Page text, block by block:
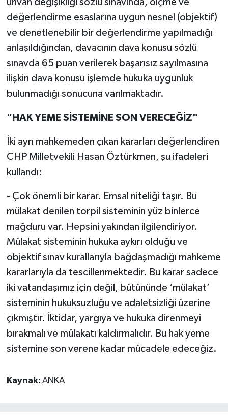
unvan değişikliği sözlü sınavında, ölçme ve
değerlendirme esaslarına uygun nesnel (objektif)
ve denetlenebilir bir değerlendirme yapılmadığı
anlaşıldığından, davacının dava konusu sözlü
sınavda 65 puan verilerek başarısız sayılmasına
ilişkin dava konusu işlemde hukuka uygunluk
bulunmadığı sonucuna varılmaktadır.
"HAK YEME SİSTEMİNE SON VERECEĞİZ"
İki ayrı mahkemeden çıkan kararları değerlendiren
CHP Milletvekili Hasan Öztürkmen, şu ifadeleri
kullandı:
- Çok önemli bir karar. Emsal niteliği taşır. Bu
mülakat denilen torpil sisteminin yüz binlerce
mağduru var. Hepsini yakından ilgilendiriyor.
Mülakat sisteminin hukuka aykırı olduğu ve
objektif sınav kurallarıyla bağdaşmadığı mahkeme
kararlarıyla da tescillenmektedir. Bu karar sadece
iki vatandaşımız için değil, bütününde ‘mülakat’
sisteminin hukuksuzluğu ve adaletsizliği üzerine
çıkmıştır. İktidar, yargıya ve hukuka direnmeyi
bırakmalı ve mülakatı kaldırmalıdır. Bu hak yeme
sistemine son verene kadar mücadele edeceğiz.
Kaynak: ANKA